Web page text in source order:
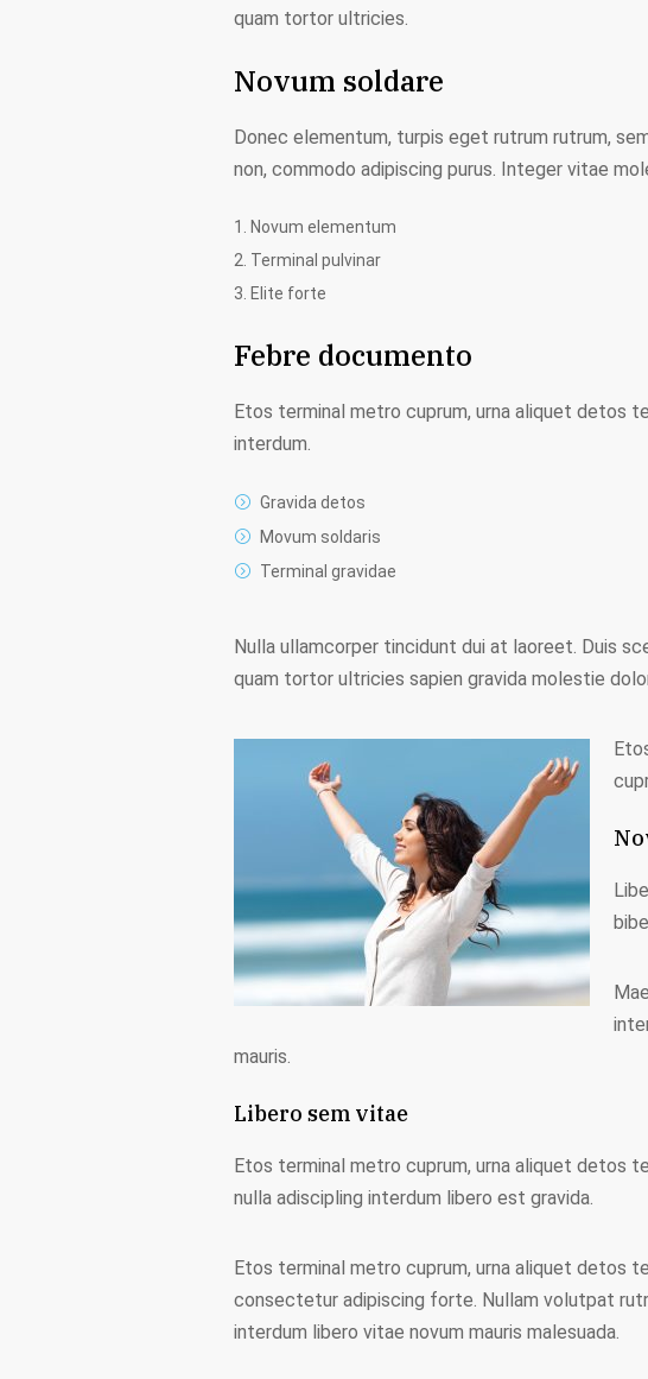
quam tortor ultricies.
Novum soldare
Donec elementum, turpis eget rutrum rutrum,
non, commodo adipiscing purus. Integer vitae
Novum elementum
Terminal pulvinar
Elite forte
Febre documento
Etos terminal metro cuprum, urna aliquet detos
interdum.
Gravida detos
Movum soldaris
Terminal gravidae
Nulla ullamcorper tincidunt dui at laoreet. Duis
quam tortor ultricies sapien gravida molestie
mauris.
Libero sem vitae
Etos terminal metro cuprum, urna aliquet detos
nulla adiscipling interdum libero est gravida.
Etos terminal metro cuprum, urna aliquet detos
consectetur adipiscing forte. Nullam volutpat
interdum libero vitae novum mauris malesuada.